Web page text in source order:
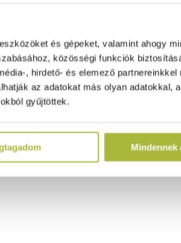
és gépeket, valamint ahogy
közösségi funkciók
, hirdető- és elemező partnereinkkel
az adatokat más olyan adatokkal,
gyűjtöttek.
Mindennek